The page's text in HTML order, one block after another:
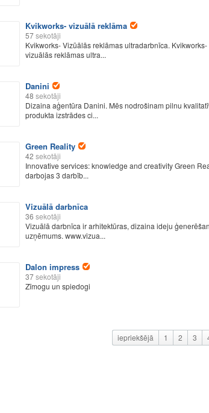
Kvikworks- vizuālā reklāma
57sekotāji
Kvikworks- Vizūālās reklāmas ultradarbnīca. Kvikworks-
vizuālās reklāmas ultra...
Danini
48 sekotāji
Dizaina aģentūra Danini. Mēs nodrošinam pilnu
produkta izstrādes ci...
Green Reality
42 sekotāji
Innovative services: knowledge and creativity Green
darbojas 3 darbīb...
Vizuālā darbnīca
36 sekotāji
Vizuālā darbnīca ir arhitektūras, dizaina ideju
uzņēmums. www.vizua...
Dalon impress
37sekotāji
Zīmogu un spiedogi
iepriekšējā 1 2 3